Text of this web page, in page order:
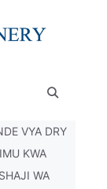
VYA DRY
KWA
WA